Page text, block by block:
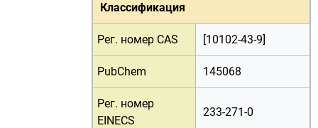
Классификация
Рег. номер CAS [10102-43-9]
PubChem 145068
Рег. номер
EINECS
233-271-0